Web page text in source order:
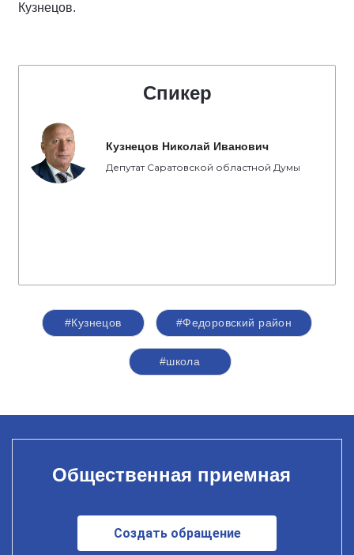
Кузнецов.
Спикер
Кузнецов Николай Иванович
Депутат Саратовской областной Думы
#Кузнецов #Федоровский район
#школа
Общественная приемная
Создать обращение